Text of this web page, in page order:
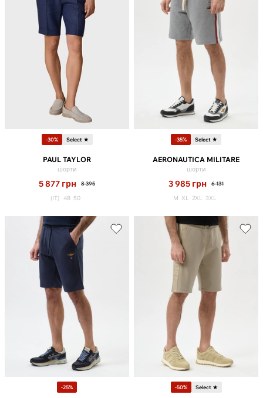
-30% Select ★
PAUL TAYLOR
шорти
5 877 грн 8 395
(IT) 48 50
-35% Select ★
AERONAUTICA MILITARE
шорти
3 985 грн 6 131
M XL 2XL 3XL
-25% -50% Select ★